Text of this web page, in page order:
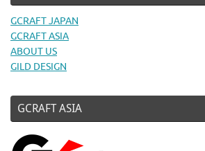
GCRAFT JAPAN
GCRAFT ASIA
ABOUT US
GILD DESIGN
GCRAFT ASIA